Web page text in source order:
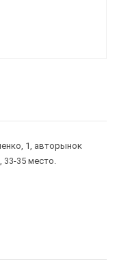
1, авторынок
33-35 место.